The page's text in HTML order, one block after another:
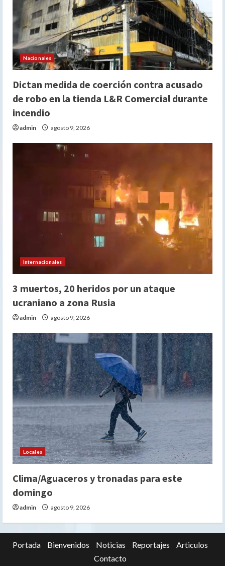
Nacionales
Dictan medida de coerción contra acusado
de robo en la tienda L&R Comercial durante
incendio
admin agosto 9, 2026
Internacionales
3 muertos, 20 heridos por un ataque
ucraniano a zona Rusia
admin agosto 9, 2026
Locales
Clima/Aguaceros y tronadas para este
domingo
admin agosto 9, 2026
Portada Bienvenidos Noticias Reportajes
Articulos
Contacto